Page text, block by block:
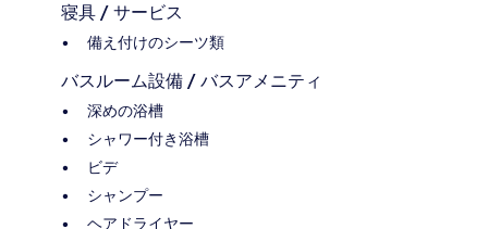
寝具 / サービス
備え付けのシーツ類
バスルーム設備 / バスアメニティ
深めの浴槽
シャワー付き浴槽
ビデ
シャンプー
ヘアドライヤー